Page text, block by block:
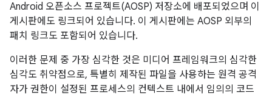
Android 오픈소스 프로젝트(AOSP) 저장소에 배포되었으며 이
게시판에도 링크되어 있습니다. 이 게시판에는 AOSP 외부의
패치 링크도 포함되어 있습니다.
이러한 문제 중 가장 심각한 것은 미디어 프레임워크의 심각한
심각도 취약점으로, 특별히 제작된 파일을 사용하는 원격 공격
자가 권한이 설정된 프로세스의 컨텍스트 내에서 임의의 코드